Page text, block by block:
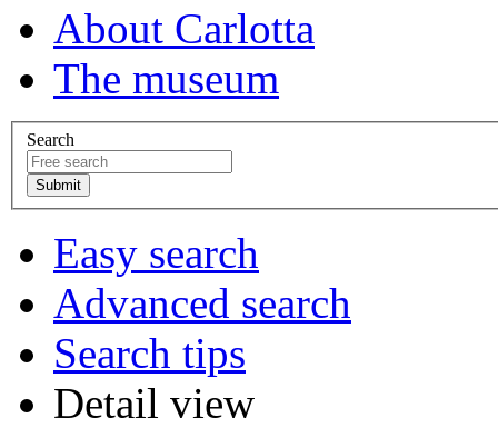
About Carlotta
The museum
Search
Easy search
Advanced search
Search tips
Detail view